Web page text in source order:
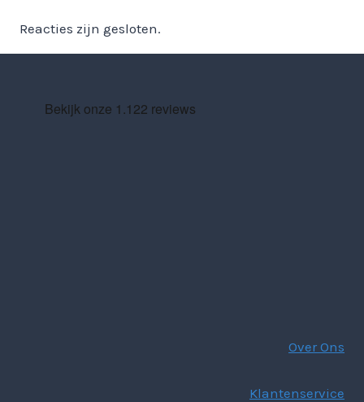
Reacties zijn gesloten.
Over Ons
Klantenservice